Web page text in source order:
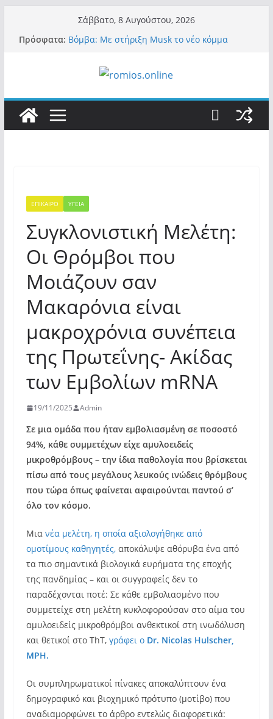
περιεχόμενο
Σάββατο, 8 Αυγούστου, 2026
Πρόσφατα: Βόμβα: Με στήριξη Musk το νέο κόμμα
πανικό, πατριωτικό τσουνάμι σαρώνει την
εγκλήματά του στην πανδημία – Στην Ελλάδα
τον έκαναν μέλος της Ακαδημίας Αθηνών!
Οι ρυθμιστές – Σαμαράς και Κασιδιάρης θα
το διεφθαρμένο σύστημα εξουσίας»
ΕΠΙΚΑΙΡΟ ΥΓΕΙΑ
Συγκλονιστική Μελέτη:
Οι Θρόμβοι που
Μοιάζουν σαν
Μακαρόνια είναι
μακροχρόνια συνέπεια
της Πρωτεΐνης- Ακίδας
των Εμβολίων mRNA
19/11/2025 Admin
Σε μια ομάδα που ήταν εμβολιασμένη σε ποσοστό
94%, κάθε συμμετέχων είχε αμυλοειδείς
μικροθρόμβους – την ίδια παθολογία που βρίσκεται
πίσω από τους μεγάλους λευκούς ινώδεις θρόμβους
που τώρα όπως φαίνεται αφαιρούνται παντού σ’
όλο τον κόσμο.
Μια νέα μελέτη, η οποία αξιολογήθηκε από
ομοτίμους καθηγητές,αποκάλυψε αθόρυβα ένα από
τα πιο σημαντικά βιολογικά ευρήματα της εποχής
της πανδημίας – και οι συγγραφείς δεν το
παραδέχονται ποτέ: Σε κάθε εμβολιασμένο που
συμμετείχε στη μελέτη κυκλοφορούσαν στο αίμα του
αμυλοειδείς μικροθρόμβοι ανθεκτικοί στη ινωδόλυση
και θετικοί στο ThT, γράφει ο Dr. Nicolas Hulscher,
MPH.
Οι συμπληρωματικοί πίνακες αποκαλύπτουν ένα
δημογραφικό και βιοχημικό πρότυπο (μοτίβο) που
αναδιαμορφώνει το άρθρο εντελώς διαφορετικά: